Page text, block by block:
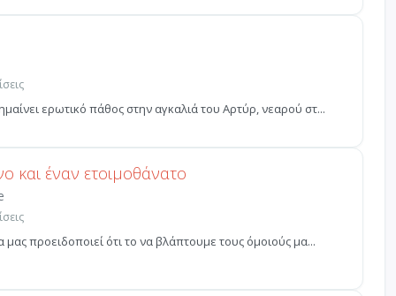
ερωτικό πάθος στην αγκαλιά του Αρτύρ, νεαρού στ...
και έναν ετοιμοθάνατο
προειδοποιεί ότι το να βλάπτουμε τους όμοιούς μα...